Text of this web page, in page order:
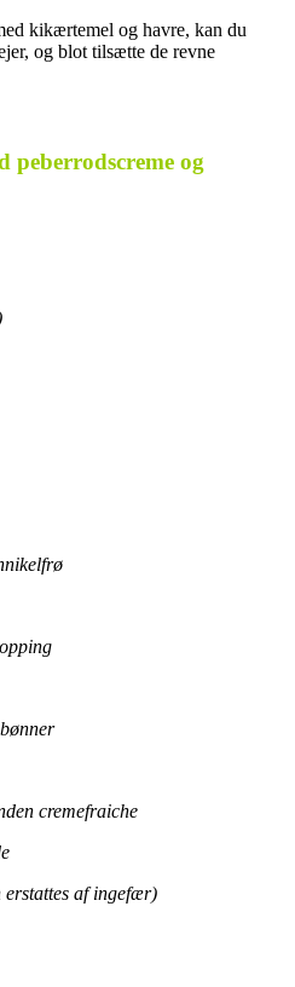
kikærtemel og havre, kan du
og blot tilsætte de revne
peberrodscreme og
cremefraiche
erstattes af ingefær)